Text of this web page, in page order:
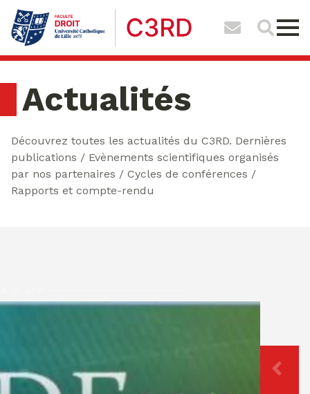
Actualités
Découvrez toutes les actualités du C3RD. Dernières
publications / Evènements scientifiques organisés
par nos partenaires / Cycles de conférences /
Rapports et compte-rendu